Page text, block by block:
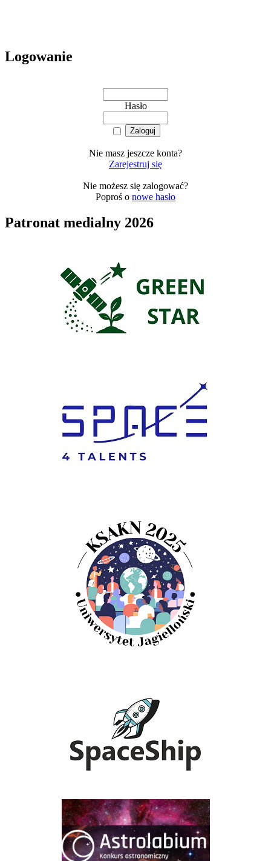
Logowanie
Hasło
Nie masz jeszcze konta?
Zarejestruj się
Nie możesz się zalogować?
Poproś o nowe hasło
Patronat medialny 2026